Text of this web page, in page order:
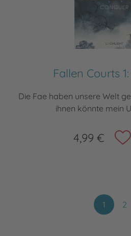
Fallen Courts
Die Fae haben unsere Welt
ihnen könnte mein
4,99 €
1 2